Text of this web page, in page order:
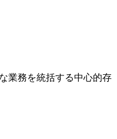
業務を統括する中心的存